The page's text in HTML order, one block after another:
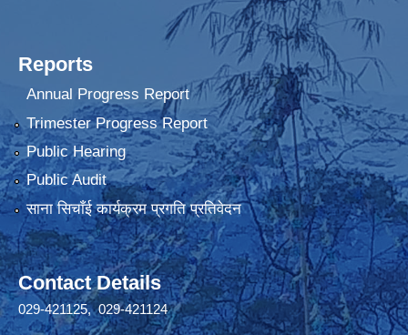
Reports
Annual Progress Report
Trimester Progress Report
Public Hearing
Public Audit
साना सिचाँई कार्यक्रम प्रगति प्रतिवेदन
Contact Details
029-421125, 029-421124